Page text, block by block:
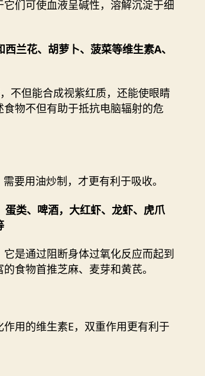
们可使血液呈碱性，溶解沉淀于细
西兰花、胡萝卜、菠菜等维生素A、
不但能合成视紫红质，还能使眼睛
物不但有助于抵抗电脑辐射的危
要用油炒制，才更有利于吸收。
类、啤酒，大红虾、龙虾、虎爪
是通过阻断身体过氧化反应而起到
食物首推芝麻、麦芽和黄芪。
用的维生素E，双重作用更有利于